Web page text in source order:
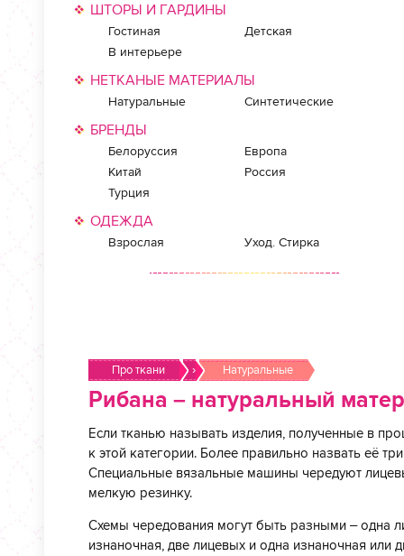
ШТОРЫ И ГАРДИНЫ
Гостиная
Детская
В интерьере
НЕТКАНЫЕ МАТЕРИАЛЫ
Натуральные Синтетические
БРЕНДЫ
Белоруссия
Европа
Китай
Россия
Турция
ОДЕЖДА
Взрослая Уход. Стирка
Про ткани › Натуральные
Рибана – натуральный
Если тканью называть изделия, полученные в
к этой категории. Более правильно назвать её
Специальные вязальные машины чередуют
мелкую резинку.
Схемы чередования могут быть разными – одна
изнаночная, две лицевых и одна изнаночная или